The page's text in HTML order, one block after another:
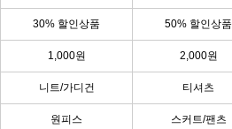
30% 할인상품 50% 할인상품
1,000원 2,000원
니트/가디건 티셔츠
원피스 스커트/팬츠